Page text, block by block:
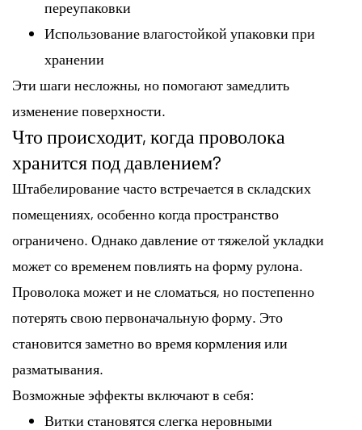
переупаковки
Использование влагостойкой упаковки при
хранении
Эти шаги несложны, но помогают замедлить
изменение поверхности.
Что происходит, когда проволока
хранится под давлением?
Штабелирование часто встречается в складских
помещениях, особенно когда пространство
ограничено. Однако давление от тяжелой укладки
может со временем повлиять на форму рулона.
Проволока может и не сломаться, но постепенно
потерять свою первоначальную форму. Это
становится заметно во время кормления или
разматывания.
Возможные эффекты включают в себя:
Витки становятся слегка неровными